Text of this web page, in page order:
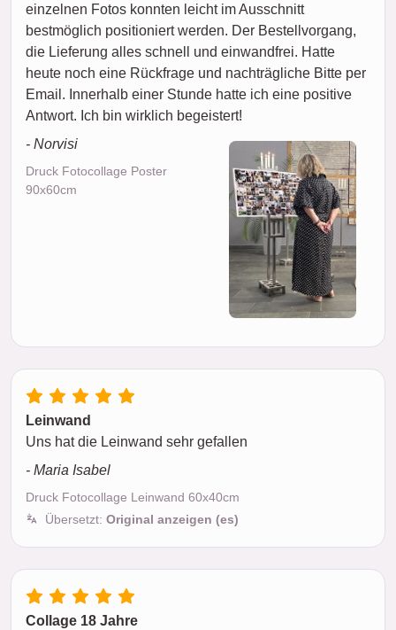
einzelnen Fotos konnten leicht im Ausschnitt
bestmöglich positioniert werden. Der Bestellvorgang,
die Lieferung alles schnell und einwandfrei. Hatte
heute noch eine Rückfrage und nachträgliche Bitte per
Email. Innerhalb einer Stunde hatte ich eine positive
Antwort. Ich bin wirklich begeistert!
- Norvisi
Druck Fotocollage Poster
90x60cm
Leinwand
Uns hat die Leinwand sehr gefallen
- Maria Isabel
Druck Fotocollage Leinwand 60x40cm
Übersetzt: Original anzeigen (es)
Collage 18 Jahre